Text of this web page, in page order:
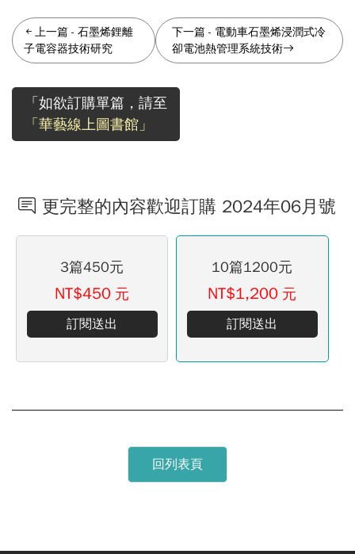
上一篇 - 石墨烯鋰離
子電容器技術研究
下一篇- 電動車石墨烯浸潤式冷
卻電池熱管理系統技術
「如欲訂購單篇，請至
「華藝線上圖書館」
更完整的內容歡迎訂購 2024年06月號
3篇450元
NT$450 元
訂閱送出
10篇1200元
NT$1,200 元
訂閱送出
回列表頁